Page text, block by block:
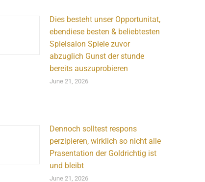
Dies besteht unser Opportunitat,
ebendiese besten & beliebtesten
Spielsalon Spiele zuvor
abzuglich Gunst der stunde
bereits auszuprobieren
June 21, 2026
Dennoch solltest respons
perzipieren, wirklich so nicht alle
Prasentation der Goldrichtig ist
und bleibt
June 21, 2026